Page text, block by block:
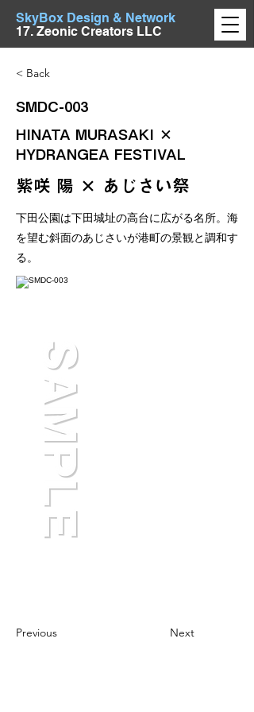
17. Zeonic Creators LLC
SkyBox Design & Network
< Back
SMDC-003
HINATA MURASAKI ×
HYDRANGEA FESTIVAL
紫咲 陽 × あじさい祭
下田公園は下田城址の高台に広がる名所。海
を望む斜面のあじさいが港町の景観と調和す
る。
Previous Next